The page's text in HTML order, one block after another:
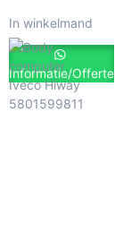
In winkelmand
Informatie/Offerte